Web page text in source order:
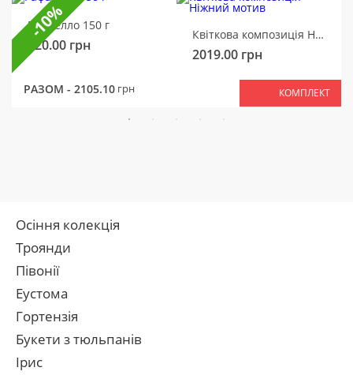
Рафаелло 150 г
320.00 грн
Квіткова композиція Ніжний мотив
2019.00 грн
РАЗОМ - 2105.10 грн КОМПЛЕКТ
-10%
Осіння колекція
Троянди
Півонії
Еустома
Гортензія
Букети з тюльпанів
Ірис